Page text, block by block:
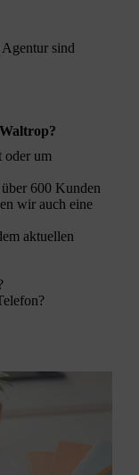
sind
oder um
600 Kunden
wir auch eine
aktuellen